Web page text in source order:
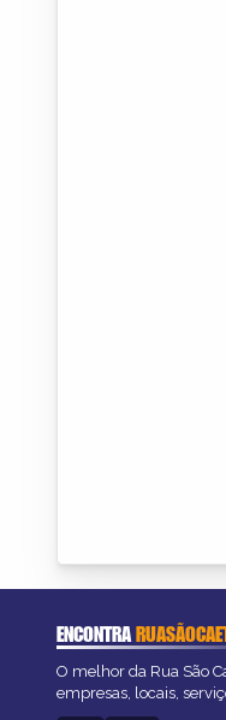
ENCONTRA
O melhor da Rua São
empresas, locais,